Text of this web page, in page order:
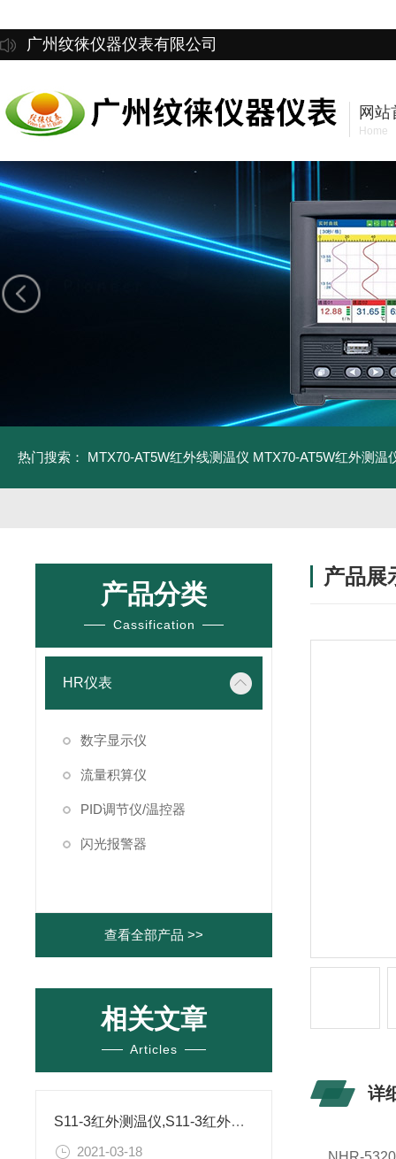
广州纹徕仪器仪表有限公司
网站
Home
热门搜索： MTX70-AT5W红外线测温仪 MTX70-AT5W红外测温
产品分类
Cassification
HR仪表
数字显示仪
流量积算仪
PID调节仪/温控器
闪光报警器
查看全部产品 >>
相关文章
Articles
S11-3红外测温仪,S11-3红外温度传感器技术参数
2021-03-18
产品展
详